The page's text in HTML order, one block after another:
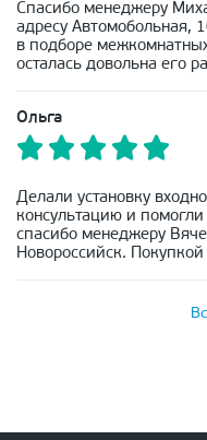
Спасибо менеджеру
адресу Автомобольная,
в подборе
осталась довольна его
Ольга
Делали установку
консультацию и
спасибо менеджеру
Новороссийск.